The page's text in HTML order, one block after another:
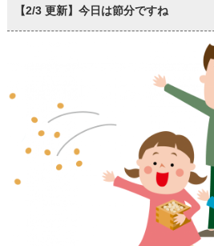
【2/3 更新】今日は節分ですね